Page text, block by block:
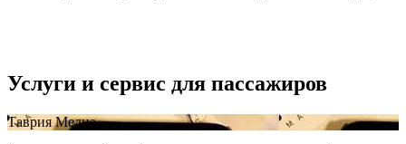
Услуги и сервис для пассажиров
Таврия Медиа